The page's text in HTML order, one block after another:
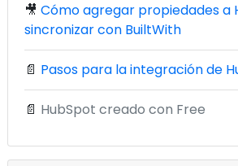
🎥 Cómo agregar propiedades a
sincronizar con BuiltWith
📄 Pasos para la integración de
📄 HubSpot creado con Free